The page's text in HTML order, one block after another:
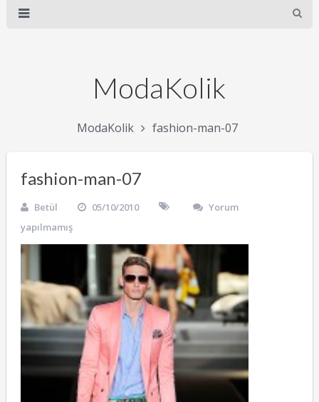
ModaKolik
ModaKolik fashion-man-07
fashion-man-07
Betül 05/10/2010
Yorum
yapılmamış